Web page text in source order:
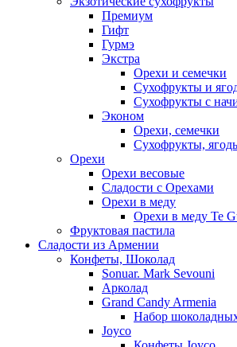
Премиум
Гифт
Гурмэ
Экстра
Орехи и семечки
Сухофрукты и
Сухофрукты с
Эконом
Орехи, семечки
Сухофрукты,
Орехи
Орехи весовые
Сладости с Орехами
Орехи в меду
Орехи в меду Te
Фруктовая пастила
Сладости из Армении
Конфеты, Шоколад
Sonuar. Mark Sevouni
Арколад
Grand Candy Armenia
Набор
Joyco